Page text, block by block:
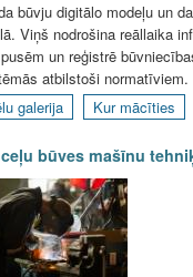
būvju digitālo modeļu un
Viņš nodrošina reāllaika
un reģistrē
atbilstoši normatīviem.
galerija Kur mācīties
būves mašīnu